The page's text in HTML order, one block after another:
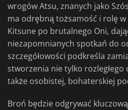
wrogów Atsu, znanych jako
ma odrębną tożsamość i rolę w
Kitsune po brutalnego Oni,
niezapomnianych spotkań do
szczegółowości podkreśla
stworzenia nie tylko
także osobistej, bohaterskiej
Broń będzie odgrywać